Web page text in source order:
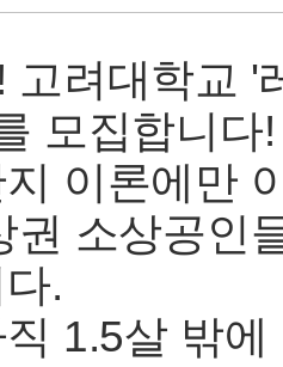
고려대학교 '
모집합니다!
이론에만
권 소상공인
.
1.5살 밖